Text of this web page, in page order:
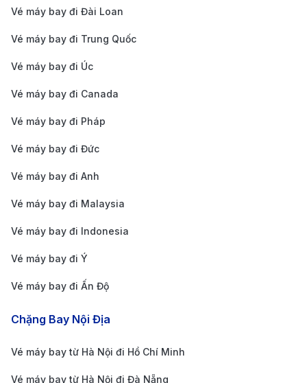
Hãng hàng không United Airlines vận hành các
Việc lựa chọn hãng hàng không phù hợp sẽ giúp hành
trình xuyên nửa vòng trái đất của bạn trở nên dễ dàng
và thoải mái hơn. Dưới đây là các hãng hàng không uy
Vé máy bay đi Đài Loan
Vé máy bay đi Trung Quốc
Vé máy bay đi Úc
Vé máy bay đi Canada
Vé máy bay đi Pháp
Vé máy bay đi Đức
Vé máy bay đi Anh
Vé máy bay đi Malaysia
Vé máy bay đi Indonesia
Vé máy bay đi Ý
Vé máy bay đi Ấn Độ
Chặng Bay Nội Địa
Vé máy bay từ Hà Nội đi Hồ Chí Minh
Vé máy bay từ Hà Nội đi Đà Nẵng